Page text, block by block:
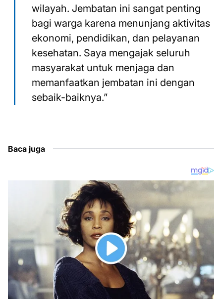
wilayah. Jembatan ini sangat penting
bagi warga karena menunjang aktivitas
ekonomi, pendidikan, dan pelayanan
kesehatan. Saya mengajak seluruh
masyarakat untuk menjaga dan
memanfaatkan jembatan ini dengan
sebaik-baiknya.”
Baca juga